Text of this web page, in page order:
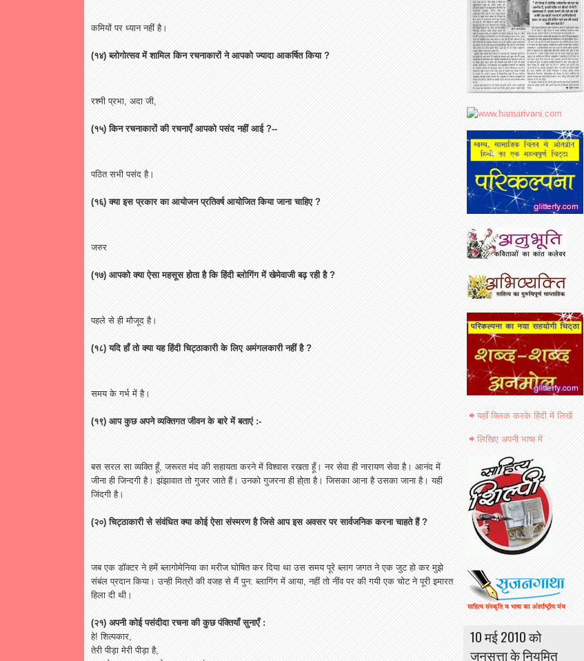
कमियों पर ध्यान नहीं है।
(१४)ब्लोगोत्सव में शामिल किन रचनाकारों ने आपको ज्यादा आकर्षित किया?
रश्मी प्रभा,अदा जी,
(१५)किन रचनाकारों की रचनाएँ आपको पसंद नहीं आई?--
पठित सभी पसंद है।
(१६)क्या इस प्रकार का आयोजन प्रतिवर्ष आयोजित किया जाना चाहिए?
जरुर
(१७)आपको क्या ऐसा महसूस होता है कि हिंदी ब्लोगिंग में खेमेवाजी बढ़ रही है?
पहले से ही मौजूद है।
(१८)यदि हाँ तो क्या यह हिंदी चिट्ठाकारी के लिए अमंगलकारी नहीं है?
समय के गर्भ में है।
(१९)आप कुछ अपने व्यक्तिगत जीवन के बारे में बताएं:-
बस सरल सा व्यक्ति हूँ,जरूरत मंद की सहायता करने में विश्वास रखता हूँ। नर सेवा ही नारायण सेवा है। आनंद में
जीना ही जिन्दगी है। झंझावात तो गुजर जाते हैं। उनको गुजरना ही हो्ता है। जिसका आना है उसका जाना है। यही
जिंदगी है।
(२०)चिट्ठाकारी से संवंधित क्या कोई ऐसा संस्मरण है जिसे आप इस अवसर पर सार्वजनिक करना चाहते हैं?
जब एक डॉक्टर ने हमें ब्लागोमेनिया का मरीज घोषित कर दिया था उस समय पूरे ब्लाग जगत ने एक जुट हो कर मुझे
संबंल प्रदान किया। उन्ही मित्रों की वजह से मैं पुन:ब्लागिंग में आया,नहीं तो नींव पर की गयी एक चोट ने पूरी इमारत
हिला दी थी।
(२१)अपनी कोई पसंदीदा रचना की कुछ पंक्तियाँ सुनाएँ:
हे!शिल्पकार,
तेरी पीड़ा मेरी पीड़ा है,
यहाँ क्लिक करके हिंदी में लिखें
लिखिए अपनी भाषा में
10 मई 2010 को
जनसत्ता के नियमित